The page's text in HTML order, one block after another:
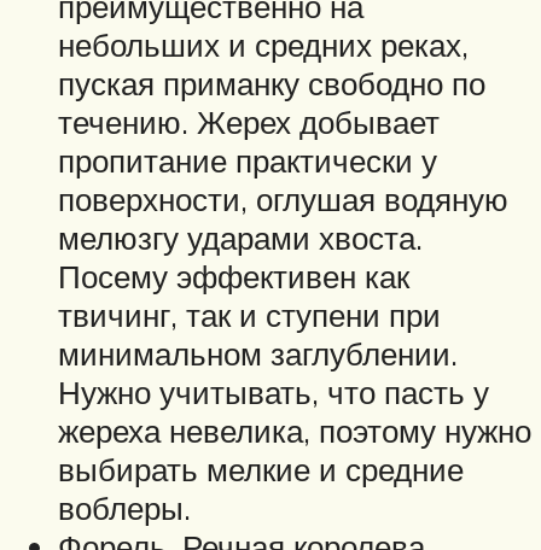
небольших и средних реках,
пуская приманку свободно по
течению. Жерех добывает
пропитание практически у
поверхности, оглушая водяную
мелюзгу ударами хвоста.
Посему эффективен как
твичинг, так и ступени при
минимальном заглублении.
Нужно учитывать, что пасть у
жереха невелика, поэтому нужно
выбирать мелкие и средние
воблеры.